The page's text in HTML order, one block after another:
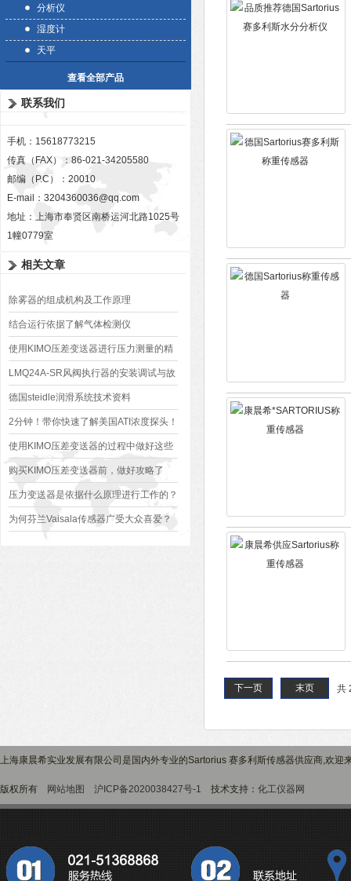
分析仪
湿度计
天平
查看全部产品
联系我们
手机：15618773215
传真（FAX）：86-021-34205580
邮编（P.C）：20010
E-mail： 3204360036@qq.com
地址：上海市奉贤区南桥运河北路1025号
1幢0779室
相关文章
除雾器的组成机构及工作原理
结合运行依据了解气体检测仪
使用KIMO压差变送器进行压力测量的精
度提升策略
LMQ24A-SR风阀执行器的安装调试与故
障排除
德国steidle润滑系统技术资料
2分钟！带你快速了解美国ATI浓度探头！
使用KIMO压差变送器的过程中做好这些
事项 好处多多
购买KIMO压差变送器前，做好攻略了
吗？
压力变送器是依据什么原理进行工作的？
为何芬兰Vaisala传感器广受大众喜爱？
共
下一页 末页
上海康晨希实业发展有限公司是国内外专业的Sartorius 赛多利斯传感器供应商,欢迎
版权所有 网站地图 沪ICP备2020038427号-1 技术支持： 化工仪器网